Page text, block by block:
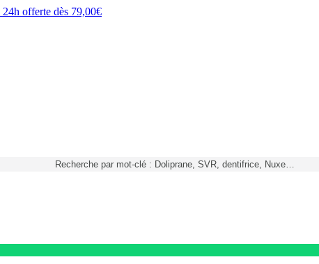
24h offerte dès 79,00€
Recherche par mot-clé : Doliprane, SVR, dentifrice, Nuxe…